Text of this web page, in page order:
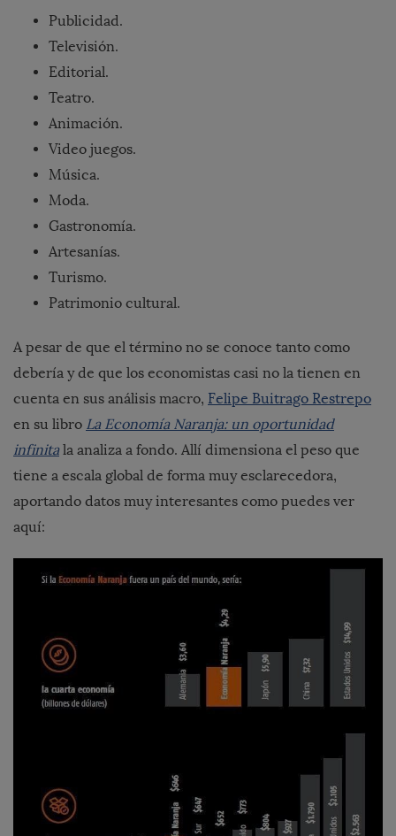
Publicidad.
Televisión.
Editorial.
Teatro.
Animación.
Video juegos.
Música.
Moda.
Gastronomía.
Artesanías.
Turismo.
Patrimonio cultural.
A pesar de que el término no se conoce tanto como
debería y de que los economistas casi no la tienen en
cuenta en sus análisis macro, Felipe Buitrago Restrepo
en su libro La Economía Naranja: un oportunidad
infinitala analiza a fondo. Allí dimensiona el peso que
tiene a escala global de forma muy esclarecedora,
aportando datos muy interesantes como puedes ver
aquí: